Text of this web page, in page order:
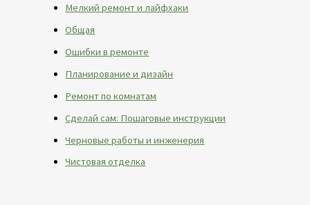
Мелкий ремонт и лайфхаки
Общая
Ошибки в ремонте
Планирование и дизайн
Ремонт по комнатам
Сделай сам: Пошаговые инструкции
Черновые работы и инженерия
Чистовая отделка